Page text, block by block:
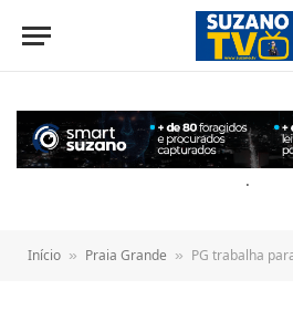
conteúdo
.
Início » Praia Grande » PG trabalha para criar